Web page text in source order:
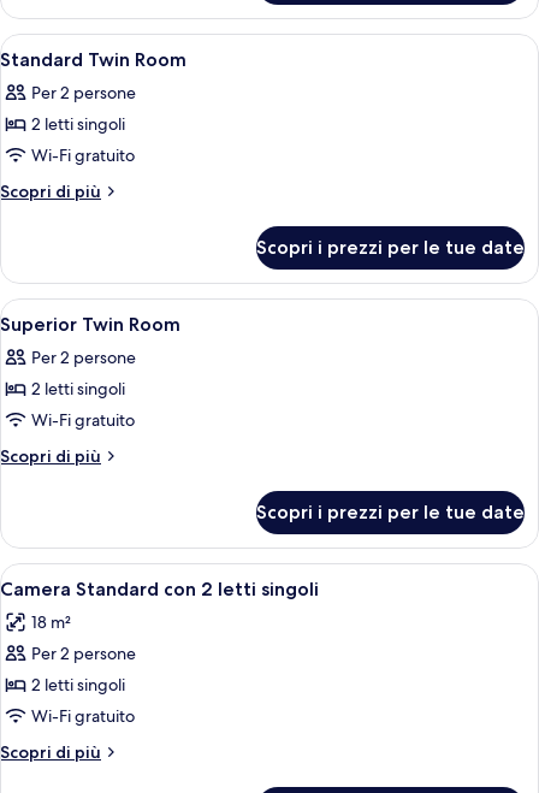
Queen
Room
Apri
tutte
le
foto
per
Standard
Una camera d'albergo con un letto,
5
Standard Twin Room
Per 2 persone
2 letti singoli
Wi-Fi gratuito
Scopri di più
Altri
Twin
Room
Scopri i prezzi per le tue date
Apri
tutte
le
foto
per
Superior
Una camera d'albergo con un letto,
2
Superior Twin Room
Per 2 persone
2 letti singoli
Wi-Fi gratuito
Scopri di più
Altri
Twin
Room
Scopri i prezzi per le tue date
Apri
tutte
le
foto
per
Camera
Standard
con
Un letto rifatto con lenzuola e
4
Camera Standard con 2 letti singoli
18 m²
Per 2 persone
2 letti singoli
Wi-Fi gratuito
Scopri di più
Altri